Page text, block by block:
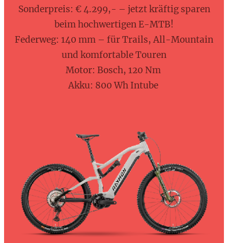
Sonderpreis: € 4.299,- – jetzt kräftig sparen
beim hochwertigen E-MTB!
Federweg: 140 mm – für Trails, All-Mountain
und komfortable Touren
Motor: Bosch, 120 Nm
Akku: 800 Wh Intube